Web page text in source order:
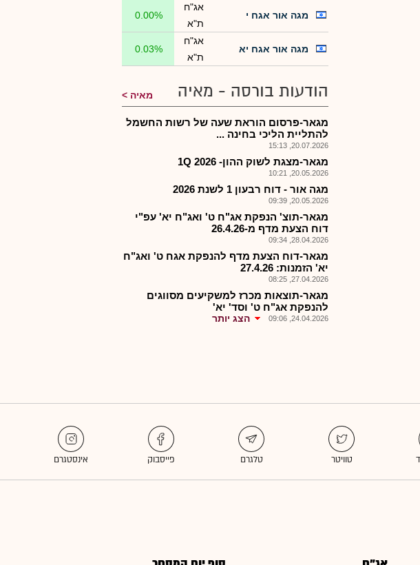
מגה אור אגח י
אג"ח
ת"א
0.00%
מגה אור אגח יא
אג"ח
ת"א
0.03%
הודעות בורסה - מאיה מאיה
מגאר-פרסום הוראת שעה של רשות החשמל
להתליית הליכי בחינה ...
20.07.2026, 15:13
מגאר-מצגת לשוק ההון- 2026 1Q
20.05.2026, 10:21
מגה אור - דוח רבעון 1 לשנת 2026
20.05.2026, 09:39
מגאר-תוצ' הנפקת אג"ח ט' ואג"ח יא' עפ"י
דוח הצעת מדף מ-26.4.26
28.04.2026, 09:34
מגאר-דוח הצעת מדף להנפקת אגח ט' ואג"ח
יא' הזמנות: 27.4.26
27.04.2026, 08:25
מגאר-תוצאות מכרז למשקיעים מסווגים
להנפקת אג"ח ט' וסד' יא'
24.04.2026, 09:06 הצג יותר